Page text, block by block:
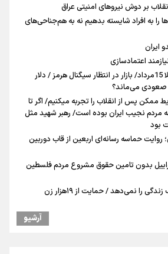
بر دوش نیروهای امنیتی عراق
به افراد شایسته بدهیم نه به هم‌جناحی‌های
ایران
اعتمادسازی
پیش‌بینی قیمت دلار و طلا 15مرداد/ بازار در انتظار سیگنال هرمز / دلار
صعودی می‌ماند؟
پس از انقلاب را تجربه میکنیم/ اگر تا
مردم نجیب ایران بوده است/ رهبر شهید مثل
بود
روایت حماسه‌ رسانه‌ای اربعین از قاب دوربین
بدون تامین حقوق مشروع مردم فلسطین
مستمری مددجویان کفاف زندگی را نمی‌دهد / حمایت از ۱۹هزار زن‌
عمل کرد، امّا اسرائیل برنامه‌ای برای صلح
آرشیو